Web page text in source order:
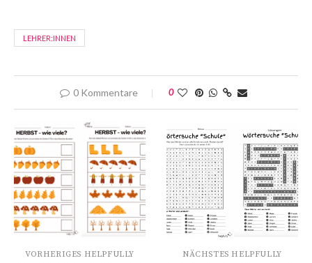
LEHRER:INNEN
0 Kommentare 0
VORHERIGES HELPFULLY NÄCHSTES HELPFULLY